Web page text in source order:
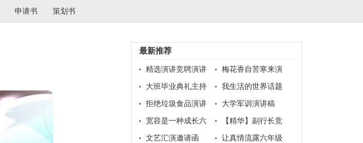
申请书 策划书
最新推荐
精选演讲竞聘演讲
稿模板锦集8篇
梅花香自苦寒来演
讲稿
大班毕业典礼主持
稿15篇
我生活的世界话题
作文
拒绝垃圾食品演讲
稿
大学军训演讲稿
宽容是一种成长六
年级作文
【精华】副行长竞
聘岗位演讲稿3篇
文艺汇演邀请函
让真情流露六年级